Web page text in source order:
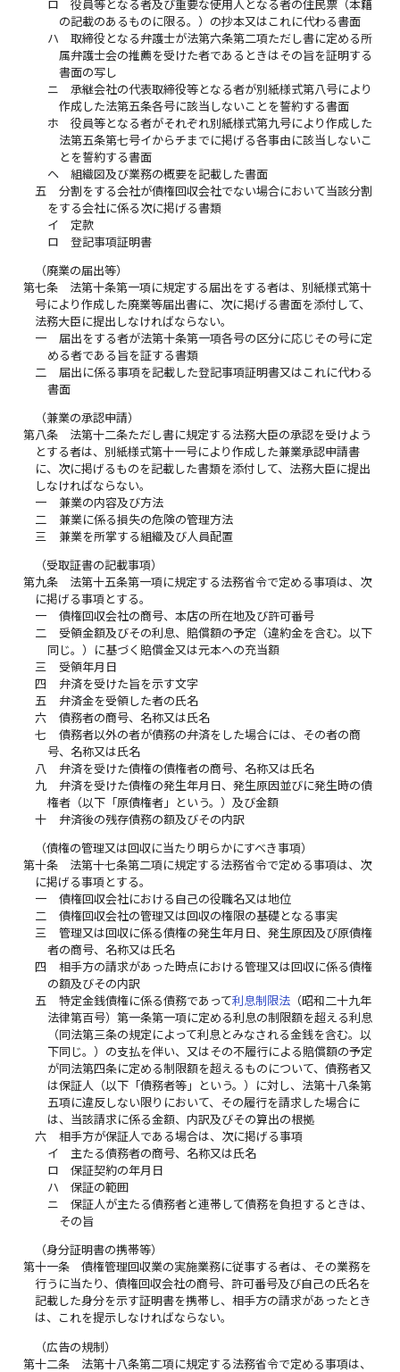
ロ
役員等となる者及び重要な使用人となる者の住民票（本籍
の記載のあるものに限る。）の抄本又はこれに代わる書面
ハ
取締役となる弁護士が法第六条第二項ただし書に定める所
属弁護士会の推薦を受けた者であるときはその旨を証明する
書面の写し
ニ
承継会社の代表取締役等となる者が別紙様式第八号により
作成した法第五条各号に該当しないことを誓約する書面
ホ
役員等となる者がそれぞれ別紙様式第九号により作成した
法第五条第七号イからチまでに掲げる各事由に該当しないこ
とを誓約する書面
ヘ
組織図及び業務の概要を記載した書面
五
分割をする会社が債権回収会社でない場合において当該分割
をする会社に係る次に掲げる書類
イ
定款
ロ
登記事項証明書
（廃業の届出等）
第七条
法第十条第一項に規定する届出をする者は、別紙様式第十
号により作成した廃業等届出書に、次に掲げる書面を添付して、
法務大臣に提出しなければならない。
一
届出をする者が法第十条第一項各号の区分に応じその号に定
める者である旨を証する書類
二
届出に係る事項を記載した登記事項証明書又はこれに代わる
書面
（兼業の承認申請）
第八条
法第十二条ただし書に規定する法務大臣の承認を受けよう
とする者は、別紙様式第十一号により作成した兼業承認申請書
に、次に掲げるものを記載した書類を添付して、法務大臣に提出
しなければならない。
一
兼業の内容及び方法
二
兼業に係る損失の危険の管理方法
三
兼業を所掌する組織及び人員配置
（受取証書の記載事項）
第九条
法第十五条第一項に規定する法務省令で定める事項は、次
に掲げる事項とする。
一
債権回収会社の商号、本店の所在地及び許可番号
二
受領金額及びその利息、賠償額の予定（違約金を含む。以下
同じ。）に基づく賠償金又は元本への充当額
三
受領年月日
四
弁済を受けた旨を示す文字
五
弁済金を受領した者の氏名
六
債務者の商号、名称又は氏名
七
債務者以外の者が債務の弁済をした場合には、その者の商
号、名称又は氏名
八
弁済を受けた債権の債権者の商号、名称又は氏名
九
弁済を受けた債権の発生年月日、発生原因並びに発生時の債
権者（以下「原債権者」という。）及び金額
十
弁済後の残存債務の額及びその内訳
（債権の管理又は回収に当たり明らかにすべき事項）
第十条
法第十七条第二項に規定する法務省令で定める事項は、次
に掲げる事項とする。
一
債権回収会社における自己の役職名又は地位
二
債権回収会社の管理又は回収の権限の基礎となる事実
三
管理又は回収に係る債権の発生年月日、発生原因及び原債権
者の商号、名称又は氏名
四
相手方の請求があった時点における管理又は回収に係る債権
の額及びその内訳
五
特定金銭債権に係る債務であって利息制限法（昭和二十九年
法律第百号）第一条第一項に定める利息の制限額を超える利息
（同法第三条の規定によって利息とみなされる金銭を含む。以
下同じ。）の支払を伴い、又はその不履行による賠償額の予定
が同法第四条に定める制限額を超えるものについて、債務者又
は保証人（以下「債務者等」という。）に対し、法第十八条第
五項に違反しない限りにおいて、その履行を請求した場合に
は、当該請求に係る金額、内訳及びその算出の根拠
六
相手方が保証人である場合は、次に掲げる事項
イ
主たる債務者の商号、名称又は氏名
ロ
保証契約の年月日
ハ
保証の範囲
ニ
保証人が主たる債務者と連帯して債務を負担するときは、
その旨
（身分証明書の携帯等）
第十一条
債権管理回収業の実施業務に従事する者は、その業務を
行うに当たり、債権回収会社の商号、許可番号及び自己の氏名を
記載した身分を示す証明書を携帯し、相手方の請求があったとき
は、これを提示しなければならない。
（広告の規制）
第十二条
法第十八条第二項に規定する法務省令で定める事項は、